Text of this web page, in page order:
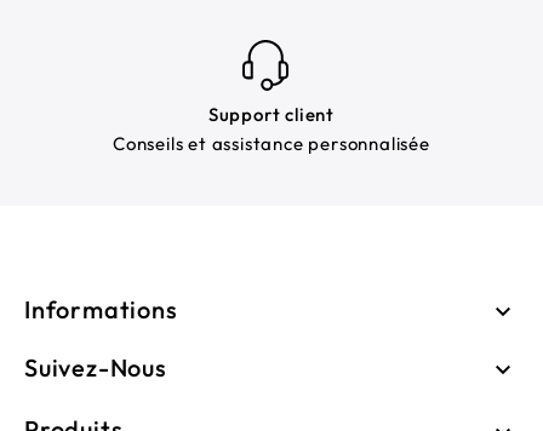
Support client
Conseils et assistance personnalisée
Informations 
Suivez-Nous 